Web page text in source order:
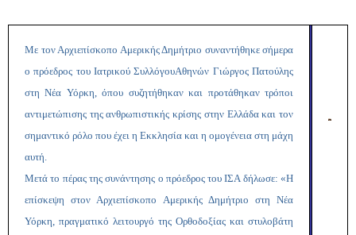
Με τον Αρχιεπίσκοπο Αμερικής Δημήτριο συναντήθηκε σήμερα
οπρόεδρος του Ιατρικού ΣυλλόγουΑθηνών Γιώργος Πατούλης
στη Νέα Υόρκη, όπου συζητήθηκαν και προτάθηκαν τρόποι
αντιμετώπισης της ανθρωπιστικής κρίσης στην Ελλάδα και τον
σημαντικό ρόλο που έχει η Εκκλησία και η ομογένεια στη μάχη
αυτή.
Μετά το πέρας της συνάντησης ο πρόεδρος του ΙΣΑ δήλωσε: «H
επίσκεψη στον Αρχιεπίσκοπο Αμερικής Δημήτριο στη Νέα
Υόρκη, πραγματικό λειτουργό της Ορθοδοξίας και στυλοβάτη